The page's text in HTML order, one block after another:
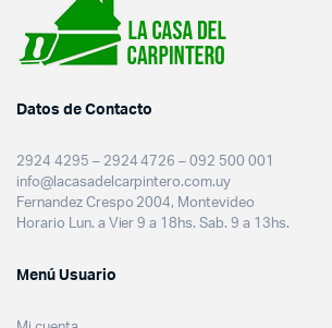
Datos de Contacto
2924 4295 – 2924 4726 – 092 500 001
info@lacasadelcarpintero.com.uy
Fernandez Crespo 2004, Montevideo
Horario Lun. a Vier 9 a 18hs. Sab. 9 a 13hs.
Menú Usuario